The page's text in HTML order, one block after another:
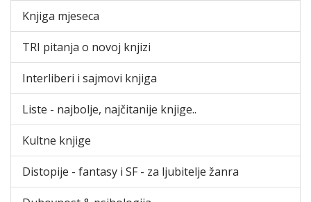
Knjiga mjeseca
TRI pitanja o novoj knjizi
Interliberi i sajmovi knjiga
Liste - najbolje, najčitanije knjige..
Kultne knjige
Distopije - fantasy i SF - za ljubitelje žanra